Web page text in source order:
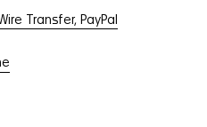
Transfer, PayPal